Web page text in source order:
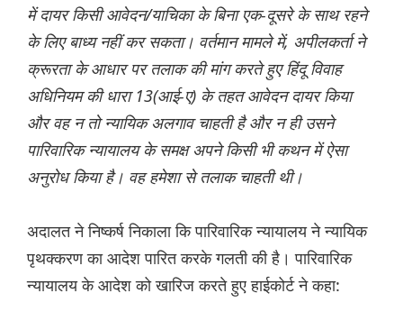
में दायर किसी आवेदन/याचिका के बिना एक-दूसरे के साथ रहने
के लिए बाध्य नहीं कर सकता। वर्तमान मामले में, अपीलकर्ता ने
क्रूरता के आधार पर तलाक की मांग करते हुए हिंदू विवाह
अधिनियम की धारा 13(आई-ए) के तहत आवेदन दायर किया
और वह न तो न्यायिक अलगाव चाहती है और न ही उसने
पारिवारिक न्यायालय के समक्ष अपने किसी भी कथन में ऐसा
अनुरोध किया है। वह हमेशा से तलाक चाहती थी।
अदालत ने निष्कर्ष निकाला कि पारिवारिक न्यायालय ने न्यायिक
पृथक्करण का आदेश पारित करके गलती की है। पारिवारिक
न्यायालय के आदेश को खारिज करते हुए हाईकोर्ट ने कहा: